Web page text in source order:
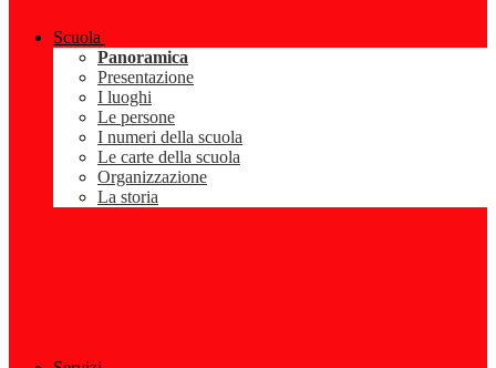
Scuola
Panoramica
Presentazione
I luoghi
Le persone
I numeri della scuola
Le carte della scuola
Organizzazione
La storia